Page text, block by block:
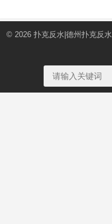
© 2026 扑克反水|德州扑克反水